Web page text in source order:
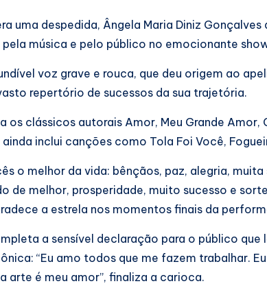
uma despedida, Ângela Maria Diniz
música e pelo público no emocionante
voz grave e rouca, que deu origem ao
repertório de sucessos da sua trajetória.
os clássicos autorais Amor, Meu Grande Amor,
inclui canções como Tola Foi Você,
o melhor da vida: bênçãos, paz, alegria,
de melhor, prosperidade, muito sucesso e
a estrela nos momentos finais da
a sensível declaração para o público
“Eu amo todos que me fazem trabalhar.
arte é meu amor”, finaliza a carioca.